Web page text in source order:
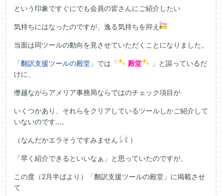
という印象ですぐにでも会員の皆さんにご紹介したい
気持ちにはなったのですが、逸る気持ちを抑え
当面は同ツールの動向を見させていただくことになりました。
「翻訳支援ツールの殿堂 」では「 殿堂
」と謳っているだ
けに、
僭越ながらアメリア事務局ならではのチェック項目が
いくつかあり、それらをクリアしているツールしかご紹介して
いないのです…。
（なんだかエラそうですみません ）
「早く紹介できるといいなぁ」と思っていたのですが、
この度（2月半ばより）「翻訳支援ツールの殿堂」に掲載させ
て